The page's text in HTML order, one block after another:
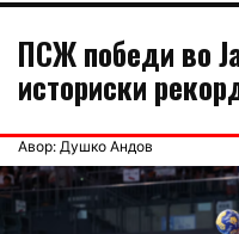
ПСЖ победи во
историски
Авор: Душко Андов